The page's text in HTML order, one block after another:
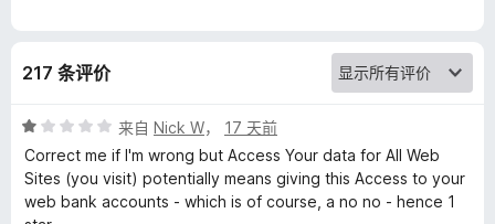
d
o
w
5
217 条评价
评
分
1
/
5
来自 Nick W， 17 天前
Correct me if I'm wrong but Access Your data for All Web
Sites (you visit) potentially means giving this Access to your
web bank accounts - which is of course, a no no - hence 1